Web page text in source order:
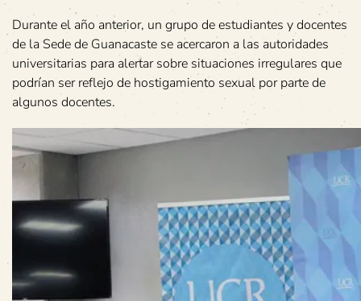
Durante el año anterior, un grupo de estudiantes y docentes
de la Sede de Guanacaste se acercaron a las autoridades
universitarias para alertar sobre situaciones irregulares que
podrían ser reflejo de hostigamiento sexual por parte de
algunos docentes.